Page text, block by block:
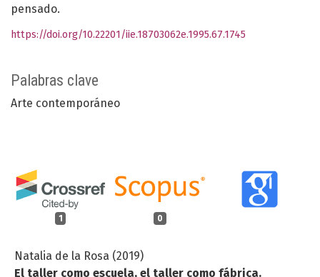
Palabras clave
Arte contemporáneo
1 0
Natalia de la Rosa (2019)
El taller como escuela, el taller como fábrica.
pensado.
https://doi.org/10.22201/iie.18703062e.1995.67.1745